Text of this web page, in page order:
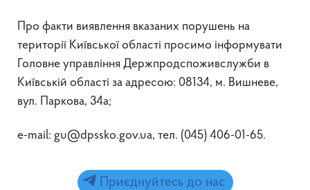
Про факти виявлення вказаних порушень на
території Київської області просимо інформувати
Головне управління Держпродспоживслужби в
Київській області за адресою: 08134, м. Вишневе,
вул. Паркова, 34а;
e-mail: gu@dpssko.gov.ua, тел. (045) 406-01-65.
Приєднуйтесь до нас